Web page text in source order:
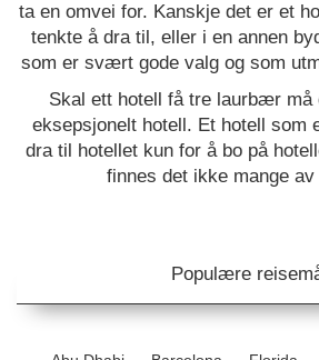
ta en omvei for. Kanskje det er et
tenkte å dra til, eller i en annen
som er svært gode valg og som
Skal ett hotell få tre laurbær
eksepsjonelt hotell. Et hotell som
dra til hotellet kun for å bo på
finnes det ikke mange
Populære